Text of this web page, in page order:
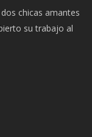
chicas amantes
su trabajo al